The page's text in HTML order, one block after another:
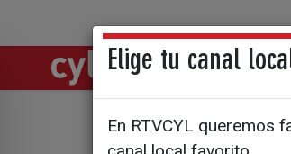
Elige tu canal
En RTVCYL queremos